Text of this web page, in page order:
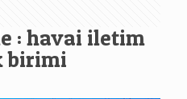
: havai iletim
birimi